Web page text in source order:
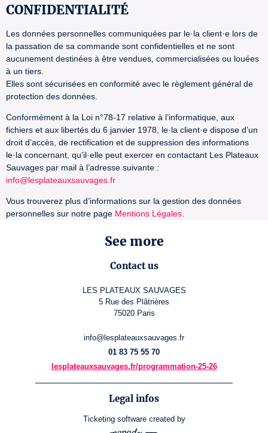
CONFIDENTIALITÉ
Les données personnelles communiquées par le·la client·e lors de
la passation de sa commande sont confidentielles et ne sont
aucunement destinées à être vendues, commercialisées ou louées
à un tiers.
Elles sont sécurisées en conformité avec le règlement général de
protection des données.
Conformément à la Loi n°78-17 relative à l’informatique, aux
fichiers et aux libertés du 6 janvier 1978, le·la client·e dispose d’un
droit d’accès, de rectification et de suppression des informations
le·la concernant, qu’il·elle peut exercer en contactant Les Plateaux
Sauvages par mail à l’adresse suivante :
info@lesplateauxsauvages.fr
Vous trouverez plus d’informations sur la gestion des données
personnelles sur notre page Mentions Légales
See more
Contact us
LES PLATEAUX SAUVAGES
5 Rue des Plâtrières
75020 Paris
info@lesplateauxsauvages.fr
01 83 75 55 70
lesplateauxsauvages.fr/programmation-25-26
Legal infos
Ticketing software created by